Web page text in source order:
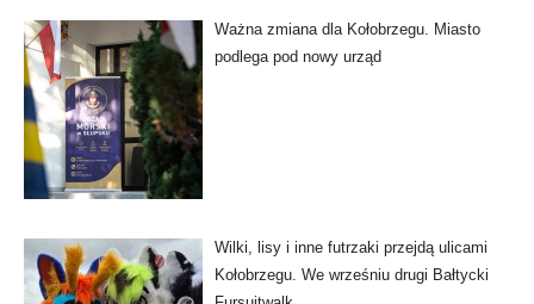
Ważna zmiana dla Kołobrzegu. Miasto
podlega pod nowy urząd
Wilki, lisy i inne futrzaki przejdą ulicami
Kołobrzegu. We wrześniu drugi Bałtycki